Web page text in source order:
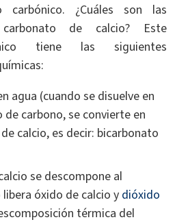
¿Cuáles son las
de calcio? Este
tiene las siguientes
agua (cuando se disuelve en
de carbono, se convierte en
calcio, es decir: bicarbonato
se descompone al
óxido de calcio y dióxido
térmica del